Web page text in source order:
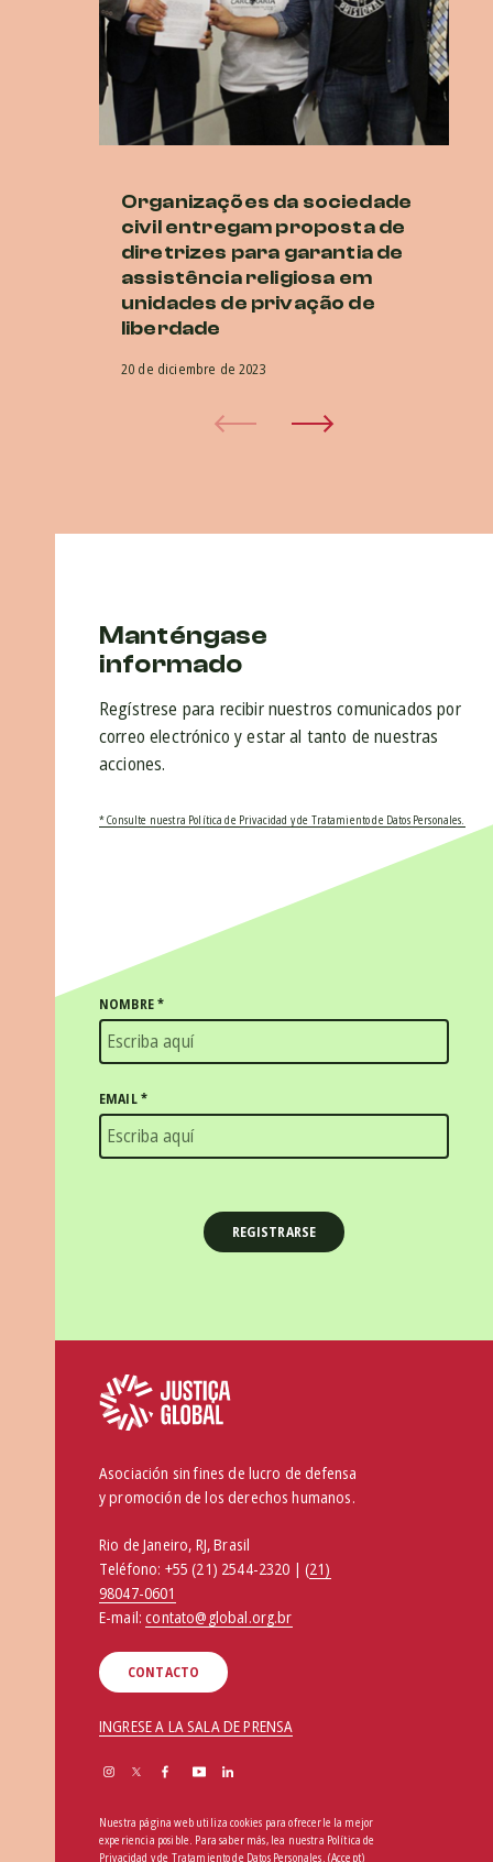
Organizações da sociedade
civil entregam proposta de
diretrizes para garantia de
assistência religiosa em
unidades de privação de
liberdade
20 de diciembre de 2023
Manténgase
informado
Regístrese para recibir nuestros comunicados por
correo electrónico y estar al tanto de nuestras
acciones.
* Consulte nuestra Política de Privacidad y de Tratamiento de Datos Personales.
NOMBRE*
EMAIL*
Asociación sin fines de lucro de defensa
y promoción de los derechos humanos.
Rio de Janeiro, RJ, Brasil
Teléfono: +55 (21) 2544-2320 | (21)
98047-0601
E-mail:contato@global.org.br
CONTACTO
INGRESE A LA SALA DE PRENSA
Nuestra página web utiliza cookies para ofrecerle la mejor
experiencia posible. Para saber más, lea nuestra Política de
Privacidad y de Tratamiento de Datos Personales (Accept)